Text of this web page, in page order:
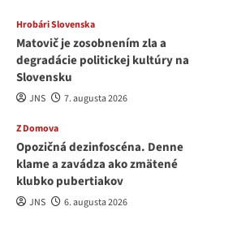
Hrobári Slovenska
Matovič je zosobnením zla a
degradácie politickej kultúry na
Slovensku
JNS 7. augusta 2026
Z Domova
Opozičná dezinfoscéna. Denne
klame a zavádza ako zmätené
klubko pubertiakov
JNS 6. augusta 2026